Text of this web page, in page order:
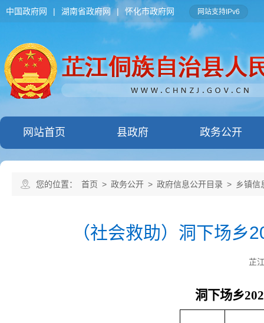
中国政府网 | 湖南省政府网 | 怀化市政府网 网站支持IPv6
网站首页 县政府 政务公开
您的位置： 首页 > 政务公开 > 政府信息公开目录 > 乡镇信
（社会救助）洞下场乡
芷
洞下场乡